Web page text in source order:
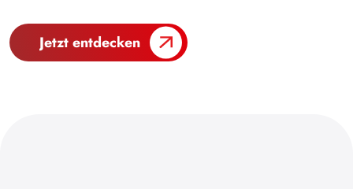
Jetzt entdecken